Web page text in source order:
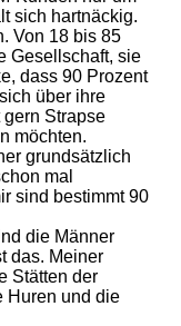
sich hartnäckig.
Von 18 bis 85
Gesellschaft, sie
dass 90 Prozent
über ihre
Strapse
möchten.
grundsätzlich
mal
sind bestimmt 90
die Männer
das. Meiner
Stätten der
Huren und die